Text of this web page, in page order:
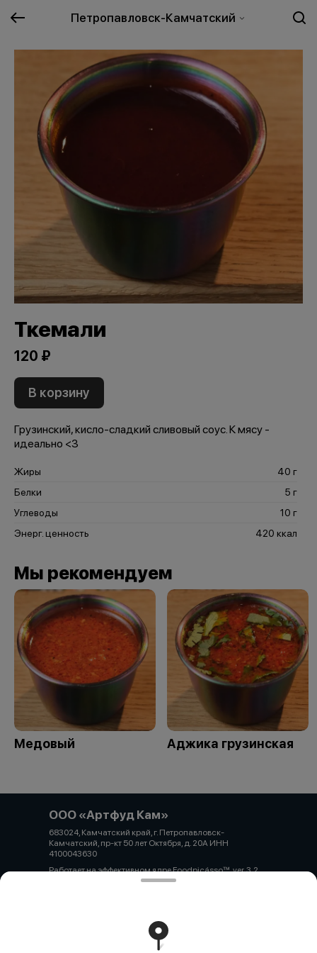
Петропавловск-Камчатский
Ткемали
120 ₽
В корзину
Грузинский, кисло-сладкий сливовый соус. К мясу -
идеально <3
Жиры
40 г
Белки
5 г
Углеводы
10 г
Энерг. ценность
420 ккал
Мы рекомендуем
Медовый Аджика грузинская
ООО «Артфуд Кам»
683024, Камчатский край, г. Петропавловск-
Камчатский, пр-кт 50 лет Октября, д. 20А ИНН
4100043630
Работает на эффективном ядреFoodpicássover. 3.2
Политика конфиденциальности
Публичная оферта